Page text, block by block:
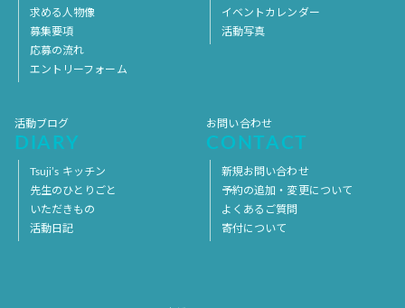
求める人物像
募集要項
応募の流れ
エントリーフォーム
イベントカレンダー
活動写真
活動ブログ
DIARY
Tsuji’s キッチン
先生のひとりごと
いただきもの
活動日記
お問い合わせ
CONTACT
新規お問い合わせ
予約の追加・変更について
よくあるご質問
寄付について